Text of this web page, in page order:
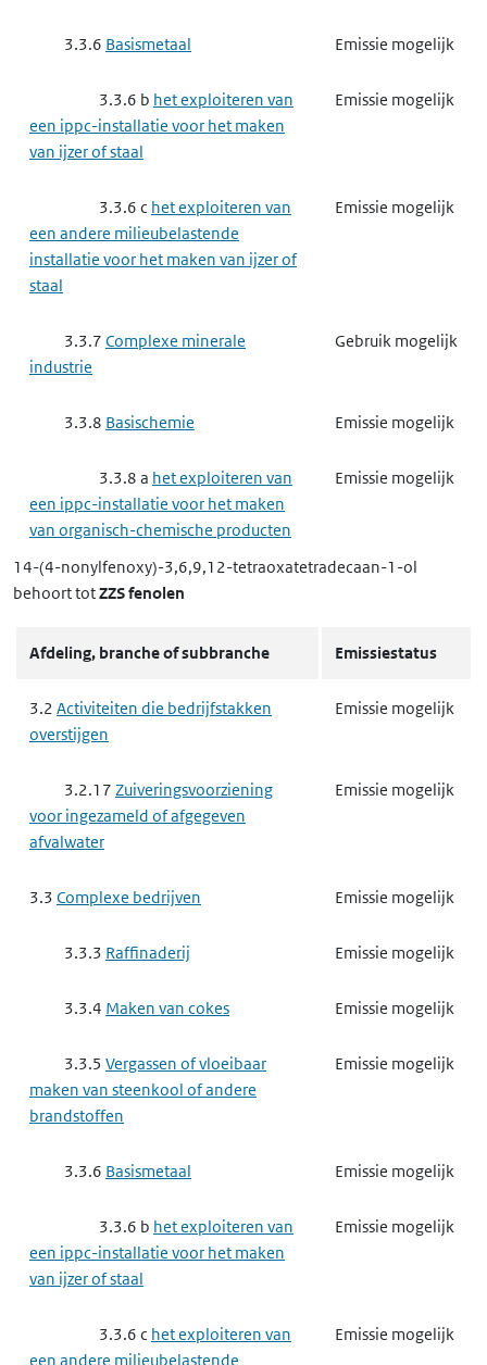
3.3.6 Basismetaal Emissie mogelijk
3.3.6 b het exploiteren van
een ippc-installatie voor het maken
van ijzer of staal
Emissie mogelijk
3.3.6 c het exploiteren van
een andere milieubelastende
installatie voor het maken van ijzer of
staal
Emissie mogelijk
3.3.7 Complexe minerale
industrie
Gebruik mogelijk
3.3.8 Basischemie Emissie mogelijk
3.3.8 a het exploiteren van
een ippc-installatie voor het maken
van organisch-chemische producten
Emissie mogelijk
3.3.8 b het exploiteren van
producten
3.3.8 chet exploiteren van
een ippc-installatie voor het maken
kaliumhoudende meststoffen
Emissie mogelijk
3.3.8 d
van producten voor
een ippc-installatie voor het maken
3.3.9Complexe papierindustrie,
houtindustrie en textielindustrie
3.3.9 ahet exploiteren van
van papierpulp, papier, karton,
oriented strand board, spaanplaat of
vezelplaat van hout
Gebruik mogelijk
3.3.9 b het exploiteren van
Gebruik mogelijk
14-(4-nonylfenoxy)-3,6,9,12-tetraoxatetradecaan-1-ol
behoort totZZS fenolen
Afdeling, branche of subbranche Emissiestatus
3.2 Activiteiten die bedrijfstakken
overstijgen
Emissie mogelijk
3.2.17 Zuiveringsvoorziening
voor ingezameld of afgegeven
afvalwater
Emissie mogelijk
3.3 Complexe bedrijven Emissie mogelijk
3.3.3 Raffinaderij Emissie mogelijk
3.3.4 Maken van cokes Emissie mogelijk
3.3.5 Vergassen of vloeibaar
maken van steenkool of andere
brandstoffen
Emissie mogelijk
3.3.6 Basismetaal Emissie mogelijk
3.3.6 b het exploiteren van
een ippc-installatie voor het maken
van ijzer of staal
Emissie mogelijk
3.3.6 c het exploiteren van
een andere milieubelastende
Emissie mogelijk